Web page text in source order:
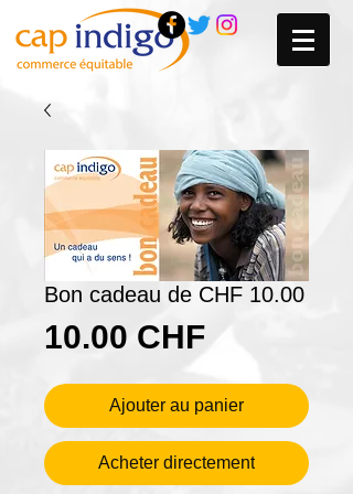
Bon cadeau de CHF 10.00
10.00 CHFPrix
Ajouter au panier
Acheter directement